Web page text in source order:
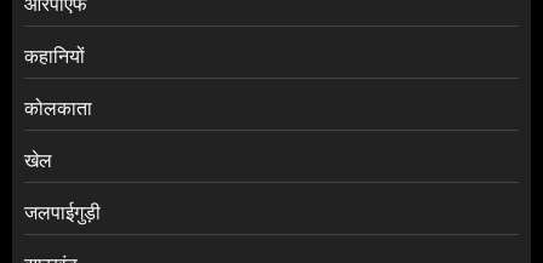
कहानियों
कोलकाता
खेल
जलपाईगुड़ी